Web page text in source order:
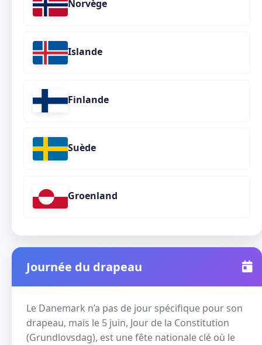
Norvège
Islande
Finlande
Suède
Groenland
Journée du drapeau
Le Danemark n’a pas de jour spécifique pour son
drapeau, mais le 5 juin, Jour de la Constitution
(Grundlovsdag), est une fête nationale clé où le